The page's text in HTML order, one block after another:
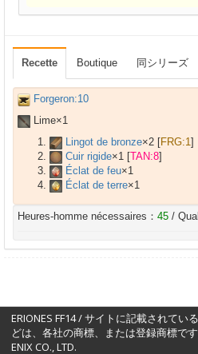
Recette Boutique 同シリーズ
Forgeron:10
Lime×1
Lingot de bronze×2 [FRG:1]
Cuir rigide×1 [TAN:8]
Éclat de feu×1
Éclat de terre×1
Heures-homme nécessaires： 45 /
ERIONES FF14 / サイトに記載されてい
どは、各社の商標、または登録商標で
ENIX CO., LTD.